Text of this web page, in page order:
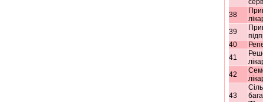
38
39
40
41
42
43